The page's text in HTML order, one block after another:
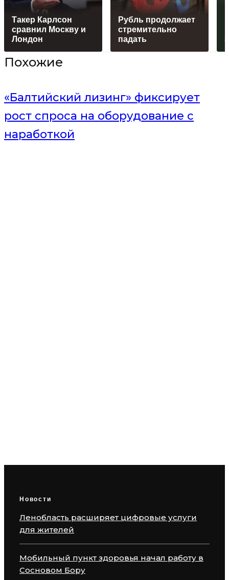
Такер Карлсон
сравнил Москву и
Лондон
Рубль продолжает
стремительно
падать
Похожие
«Балтийский лизинг» фиксирует
рост спроса на оборудование с
наработкой
Новости
Ленобласть расширяет цифровые услуги
для жителей
Мобильный пункт здоровья начал работу в
Сосновом Бору